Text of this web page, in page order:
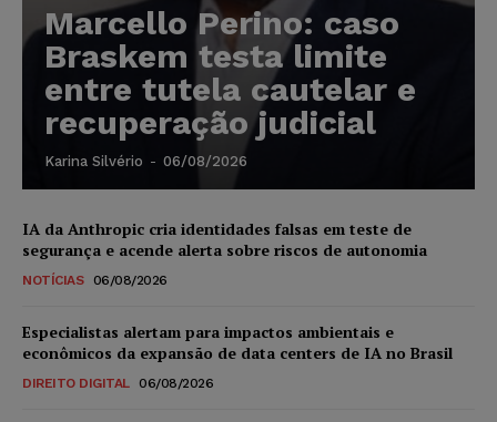
Marcello Perino: caso
Braskem testa limite
entre tutela cautelar e
recuperação judicial
Karina Silvério - 06/08/2026
IA da Anthropic cria identidades falsas em teste de
segurança e acende alerta sobre riscos de autonomia
NOTÍCIAS 06/08/2026
Especialistas alertam para impactos ambientais e
econômicos da expansão de data centers de IA no Brasil
DIREITO DIGITAL 06/08/2026